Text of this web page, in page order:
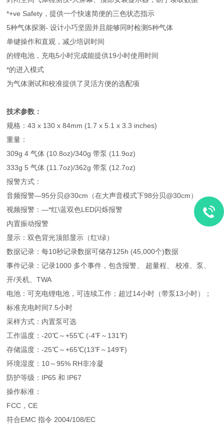
*+ve Safety，提供一个快速简便的三色状态指示
5种气体探测- 设计小巧坚固并且能够同时检测5种气体
单键操作和直观，减少培训时间
的锂电池，充电5小时完成能提供19小时使用时间
*的进入模式
为气体测试和校准提供了灵活方便的选配项
技术参数：
规格：43 x 130 x 84mm (1.7 x 5.1 x 3.3 inches)
重量：
309g 4 气体 (10.8oz)/340g 带泵 (11.9oz)
333g 5 气体 (11.7oz)/362g 带泵 (12.7oz)
报警方式：
音频报警—95分贝@30cm（在大声音模式下98分贝@30cm）
视频报警：—*红\蓝双色LED闪烁报警
内置振动报警
显示：双色背光顶部显示（红\绿）
数据记录：每10秒记录数据可储存125h (45,000个)数据
事件记录：记录1000 多个事件，包含报警、 超量程、 校准、泵、
开/关机、TWA
电池：可充电锂电池，可连续工作；超过14小时（带泵13小时）；
标准充电时间7.5小时
采样方式：内置泵可选
工作温度：-20℃～+55℃ (-4℉～131℉)
存储温度：-25℃～+65℃(13℉～149℉)
环境湿度：10～95% RH非冷凝
防护等级：IP65 和 IP67
操作标准：
FCC，CE
符合EMC 指令 2004/108/EC